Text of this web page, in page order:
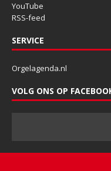
YouTube
RSS-feed
SERVICE
Orgelagenda.nl
VOLG ONS OP